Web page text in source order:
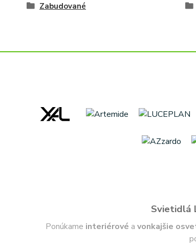
Zabudované
Svietidlá
Ponúkame interiérové a vonkajšie